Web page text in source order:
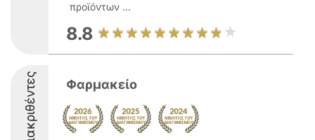
προϊόντων ...
8.8
Διακριθέντες Φαρμακείο